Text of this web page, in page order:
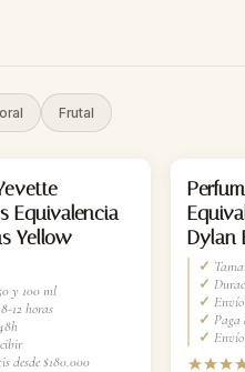
Frutal
Equivalencia
Yellow
y 100 ml
12 horas
desde $180.000
Dylan
✓
✓
✓
✓ Paga
✓